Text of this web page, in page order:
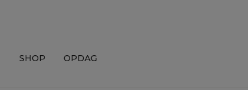
SHOP OPDAG